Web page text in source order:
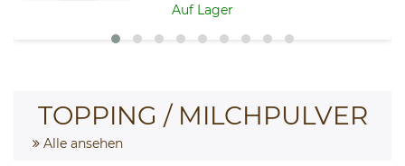
Auf Lager
TOPPING / MILCHPULVER
Alle ansehen